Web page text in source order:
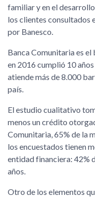
familiar y en el
los clientes consultados
por Banesco.
Banca Comunitaria es
en 2016 cumplió 10
atiende más de 8.000
país.
El estudio cualitativo
menos un crédito
Comunitaria, 65% de la
los encuestados tienen
entidad financiera: 42%
años.
Otro de los elementos